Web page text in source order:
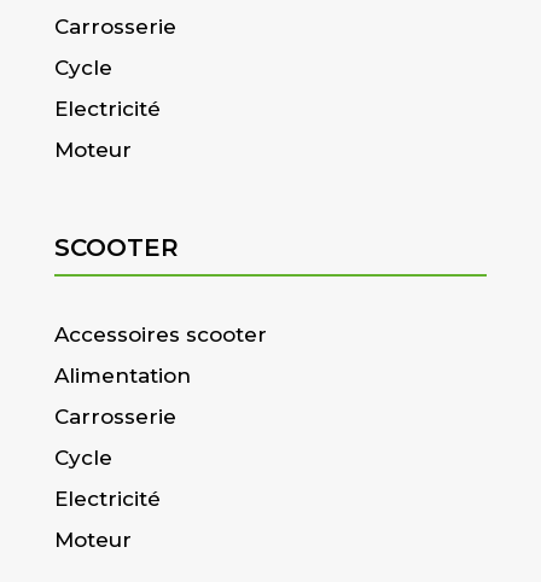
Carrosserie
Cycle
Electricité
Moteur
SCOOTER
Accessoires scooter
Alimentation
Carrosserie
Cycle
Electricité
Moteur